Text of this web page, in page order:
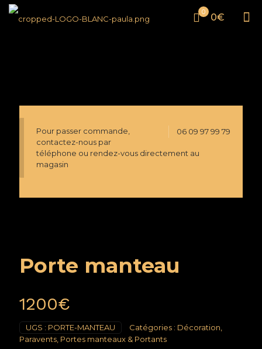
0 0€
06 09 97 99 79
Pour passer commande,
contactez-nous par
téléphone ou rendez-vous directement au
magasin
Porte manteau
1200€
UGS : PORTE-MANTEAU Catégories : Décoration
Paravents, Portes manteaux & Portants